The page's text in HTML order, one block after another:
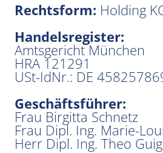
Rechtsform: Holding
Handelsregister:
Amtsgericht München
HRA 121291
USt-IdNr.: DE
Geschäftsführer:
Frau Birgitta Schnetz
Frau Dipl. Ing. Marie-
Herr Dipl. Ing. Theo